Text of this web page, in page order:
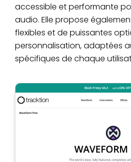
accessible et performante
audio. Elle propose
flexibles et de puissantes
personnalisation, adaptées
spécifiques de chaque